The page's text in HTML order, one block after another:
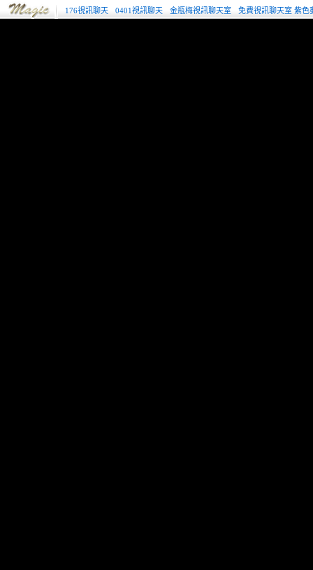
176視訊聊天 0401視訊聊天 金瓶梅視訊聊天室 免費視訊聊天室 紫色